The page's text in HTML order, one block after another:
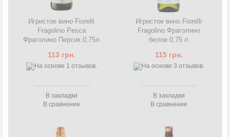
Игристое вино Fiorelli
Fragolino Pesca
Фраголино Персик 0,75л
113 грн.
В закладки
В сравнение
Игристое вино Fiorelli
Fragolino Фраголино
белое 0,75 л
115 грн.
В закладки
В сравнение